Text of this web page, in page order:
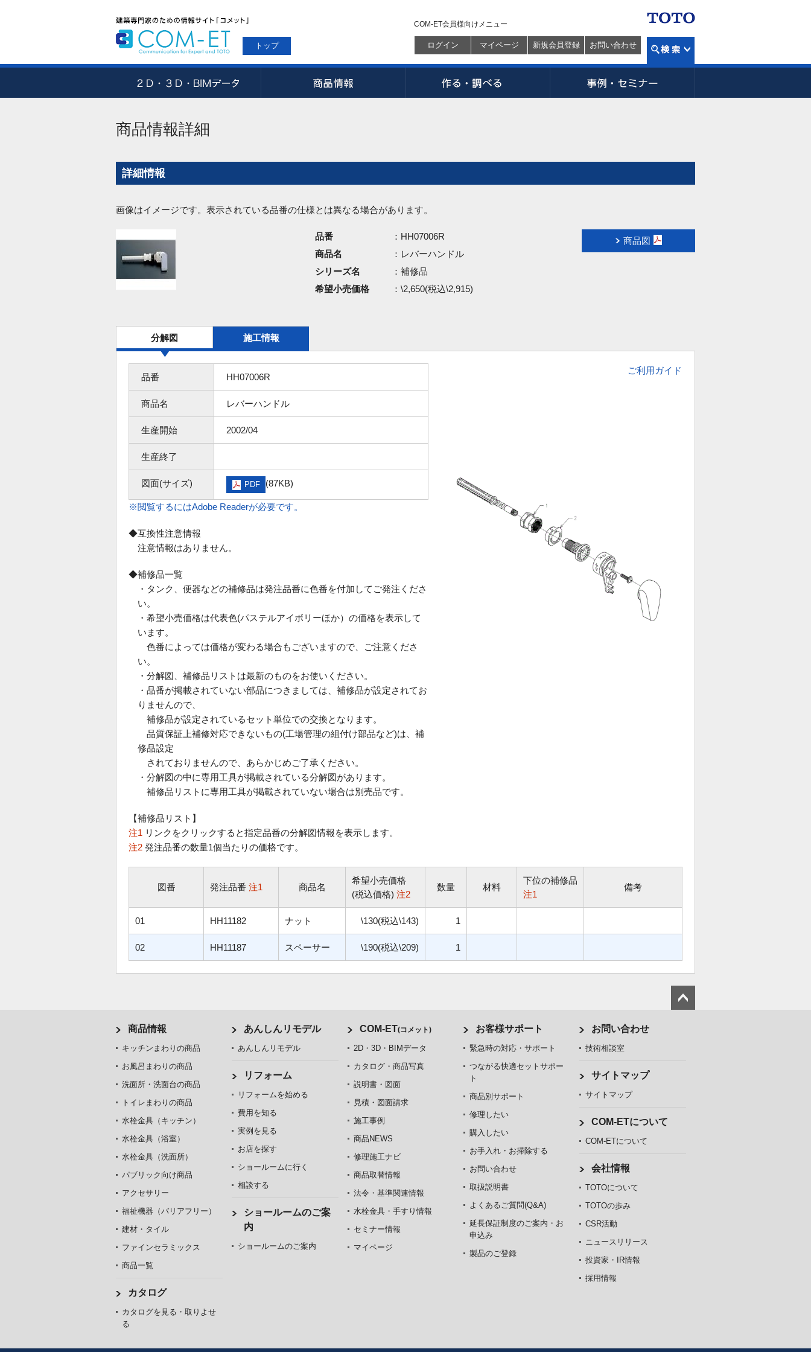
トップ
COM-ET会員様向けメニュー
ログイン マイページ 新規会員登録 お問い合わせ
商品情報詳細
詳細情報
画像はイメージです。表示されている品番の仕様とは異なる場合があります。
品番
：HH07006R
商品名
：レバーハンドル
シリーズ名
：補修品
希望小売価格
：\2,650(税込\2,915)
商品図
分解図 施工情報
品番 HH07006R
商品名 レバーハンドル
生産開始 2002/04
生産終了
図面(サイズ) PDF (87KB)
※閲覧するにはAdobe Readerが必要です。
◆互換性注意情報
注意情報はありません。
◆補修品一覧
・タンク、便器などの補修品は発注品番に色番を付加してご発注くださ
い。
・希望小売価格は代表色(パステルアイボリーほか）の価格を表示して
います。
色番によっては価格が変わる場合もございますので、ご注意くださ
い。
・分解図、補修品リストは最新のものをお使いください。
・品番が掲載されていない部品につきましては、補修品が設定されてお
りませんので、
補修品が設定されているセット単位での交換となります。
品質保証上補修対応できないもの(工場管理の組付け部品など)は、補
修品設定
されておりませんので、あらかじめご了承ください。
・分解図の中に専用工具が掲載されている分解図があります。
補修品リストに専用工具が掲載されていない場合は別売品です。
ご利用ガイド
【補修品リスト】
注1 リンクをクリックすると指定品番の分解図情報を表示します。
注2 発注品番の数量1個当たりの価格です。
図番 発注品番 注1 商品名
希望小売価格
(税込価格) 注2
数量 材料
下位の補修品
注1
備考
01 HH11182 ナット \130(税込\143) 1
02 HH11187 スペーサー \190(税込\209) 1
商品情報
キッチンまわりの商品
お風呂まわりの商品
洗面所・洗面台の商品
トイレまわりの商品
水栓金具（キッチン）
水栓金具（浴室）
水栓金具（洗面所）
パブリック向け商品
アクセサリー
福祉機器（バリアフリー）
建材・タイル
ファインセラミックス
商品一覧
カタログ
カタログを見る・取りよせ
る
あんしんリモデル
あんしんリモデル
リフォーム
リフォームを始める
費用を知る
実例を見る
お店を探す
ショールームに行く
相談する
ショールームのご案
内
ショールームのご案内
COM-ET(コメット)
2D・3D・BIMデータ
カタログ・商品写真
説明書・図面
見積・図面請求
施工事例
商品NEWS
修理施工ナビ
商品取替情報
法令・基準関連情報
水栓金具・手すり情報
セミナー情報
マイページ
お客様サポート
緊急時の対応・サポート
つながる快適セットサポー
ト
商品別サポート
修理したい
購入したい
お手入れ・お掃除する
お問い合わせ
取扱説明書
よくあるご質問(Q&A)
延長保証制度のご案内・お
申込み
製品のご登録
お問い合わせ
技術相談室
サイトマップ
サイトマップ
COM-ETについて
COM-ETについて
会社情報
TOTOについて
TOTOの歩み
CSR活動
ニュースリリース
投資家・IR情報
採用情報